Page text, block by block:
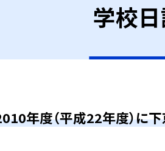
学校
年度（平成22年度）に